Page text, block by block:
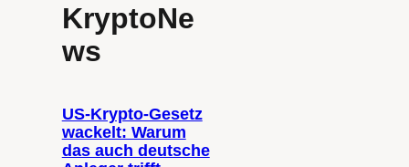
KryptoNe
ws
US-Krypto-Gesetz
wackelt: Warum
das auch deutsche